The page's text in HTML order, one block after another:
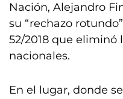
Nación, Alejandro
su “rechazo
52/2018 que eliminó
nacionales.
En el lugar, donde